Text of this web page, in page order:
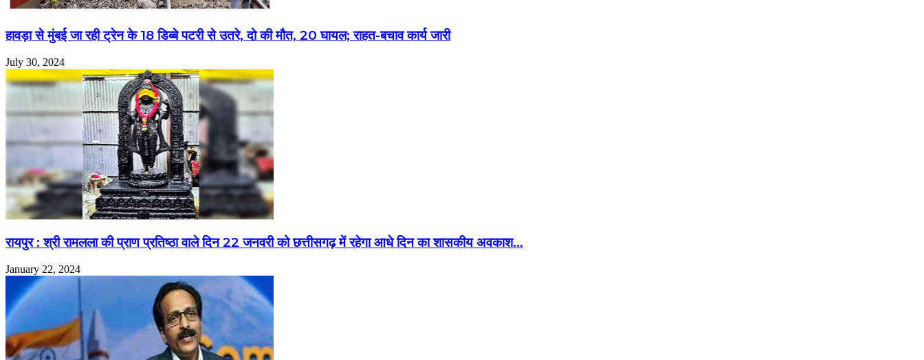
हावड़ा से मुंबई जा रही ट्रेन के 18 डिब्बे पटरी से उतरे, दो की मौत, 20 घायल; राहत-बचाव कार्य जारी
July 30, 2024
रायपुर : श्री रामलला की प्राण प्रतिष्ठा वाले दिन 22 जनवरी को छत्तीसगढ़ में रहेगा आधे दिन का शासकीय अवकाश…
January 22, 2024